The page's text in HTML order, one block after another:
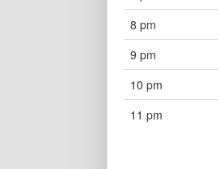
8 pm
9 pm
10 pm
11 pm